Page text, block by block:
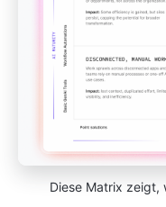
Diese Matrix zeigt,